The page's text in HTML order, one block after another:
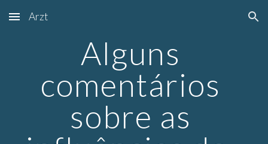
Skip to main content Skip to navigation
Arzt
Alguns
comentários
sobre as